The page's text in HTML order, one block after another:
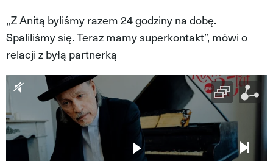
Styl życia
Kultura
Nasze akcje
VIVA!ART
VIVA!MODA
„Z Anitą byliśmy razem 24 godziny na dobę.
Spaliliśmy się. Teraz mamy superkontakt”, mówi o
relacji z byłą partnerką